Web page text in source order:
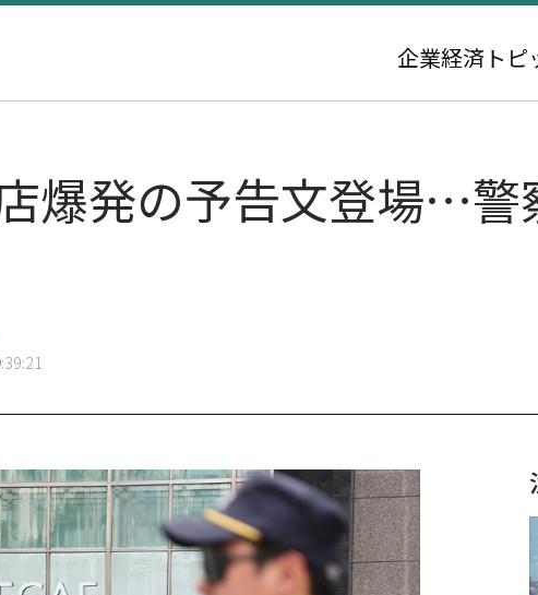
企業経済 トピ
爆発の予告文登場…警